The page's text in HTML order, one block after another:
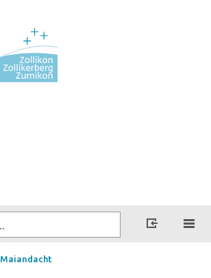
Maiandacht